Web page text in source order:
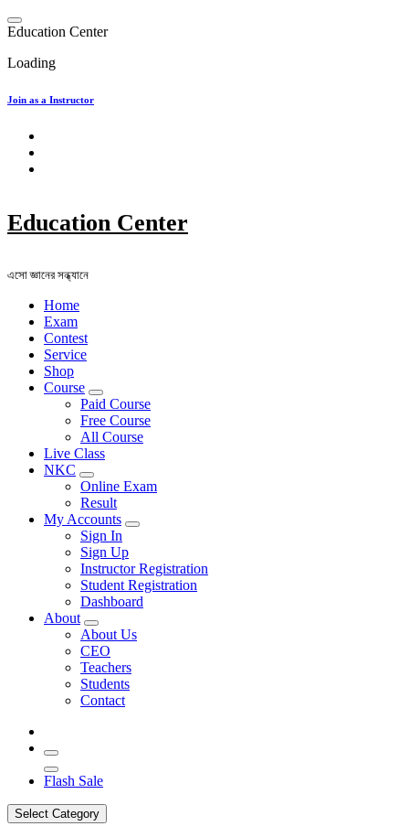
Skip
to
Education Center
Loading
Join as a Instructor
Education Center
এসো জ্ঞানের সন্ধ্যানে
Home
Exam
Contest
Service
Shop
Course
Paid Course
Free Course
All Course
Live Class
NKC
Online Exam
Result
My Accounts
Sign In
Sign Up
Instructor Registration
Student Registration
Dashboard
About
About Us
CEO
Teachers
Students
Contact
Flash Sale
Select Category